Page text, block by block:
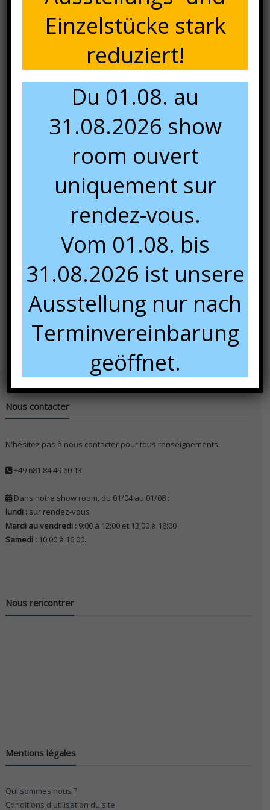
Panier
Nous contacter
N'hésitez pas à nous contacter pour tous renseignements.
+49 681 84 49 60 13
Dans notre show room, du 01/04 au 01/08 :
lundi : sur rendez-vous
Mardi au vendredi : 9:00 à 12:00 et 13:00 à 18:00
Samedi : 10:00 à 16:00.
Nous rencontrer
Mentions légales
Qui sommes nous ?
Conditions d'utilisation du site
Einzelstücke stark
reduziert!
Du 01.08. au
31.08.2026 show
room ouvert
uniquement sur
rendez-vous.
Vom 01.08. bis
31.08.2026 ist unsere
Ausstellung nur nach
Terminvereinbarung
geöffnet.